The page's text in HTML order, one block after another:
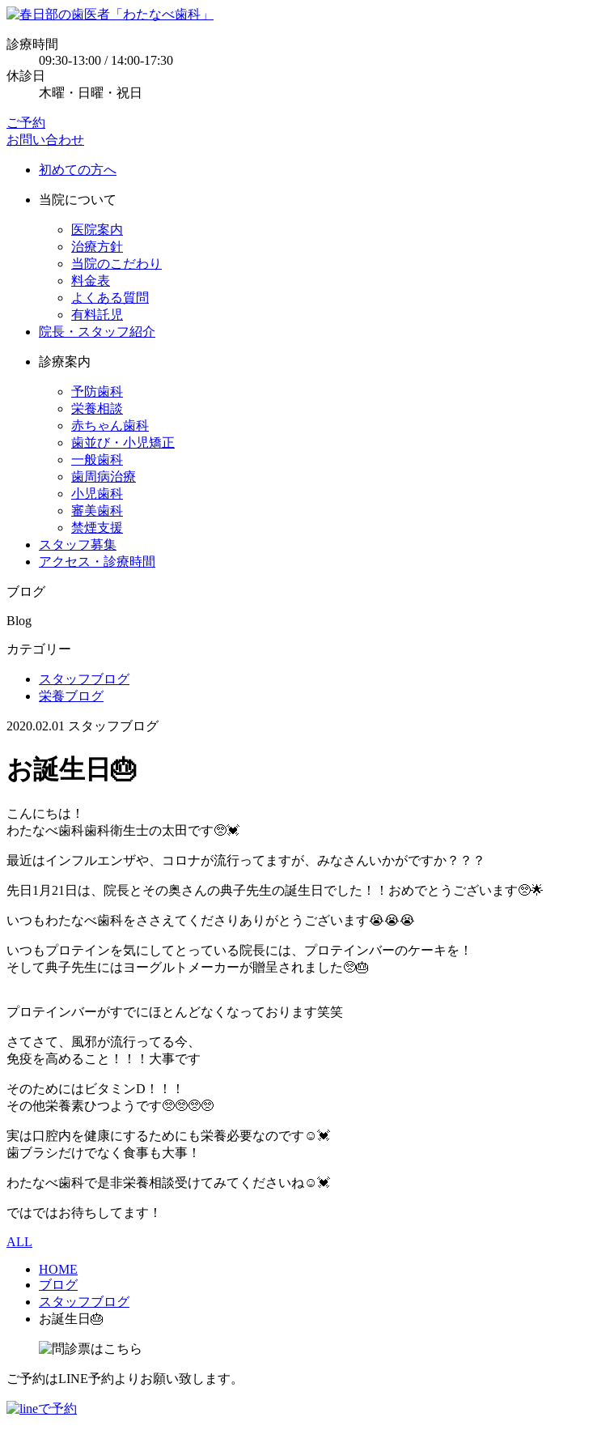
診療時間
09:30-13:00 / 14:00-17:30
休診日
木曜・日曜・祝日
ご予約
お問い合わせ
初めての方へ
当院について
医院案内
治療方針
当院のこだわり
料金表
よくある質問
有料託児
院長・スタッフ紹介
診療案内
予防歯科
栄養相談
赤ちゃん歯科
歯並び・小児矯正
一般歯科
歯周病治療
小児歯科
審美歯科
禁煙支援
スタッフ募集
アクセス・診療時間
ブログ
Blog
カテゴリー
スタッフブログ
栄養ブログ
2020.02.01 スタッフブログ
お誕生日🎂
こんにちは！
わたなべ歯科歯科衛生士の太田です🥺💓
最近はインフルエンザや、コロナが流行ってますが、みなさんいかがですか？？？
先日1月21日は、院長とその奥さんの典子先生の誕生日でした！！おめでとうございます🥺🌟
いつもわたなべ歯科をささえてくださりありがとうございます😭😭😭
いつもプロテインを気にしてとっている院長には、プロテインバーのケーキを！
そして典子先生にはヨーグルトメーカーが贈呈されました🥺🎂
プロテインバーがすでにほとんどなくなっております笑笑
さてさて、風邪が流行ってる今、
免疫を高めること！！！大事です
そのためにはビタミンD！！！
その他栄養素ひつようです🥺🥺🥺🥺
実は口腔内を健康にするためにも栄養必要なのです☺️💓
歯ブラシだけでなく食事も大事！
わたなべ歯科で是非栄養相談受けてみてくださいね☺️💓
ではではお待ちしてます！
ALL
HOME
ブログ
スタッフブログ
お誕生日🎂
ご予約はLINE予約よりお願い致します。